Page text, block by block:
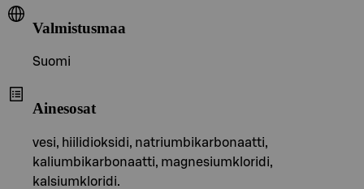
Valmistusmaa
Suomi
Ainesosat
vesi, hiilidioksidi, natriumbikarbonaatti,
kaliumbikarbonaatti, magnesiumkloridi,
kalsiumkloridi.